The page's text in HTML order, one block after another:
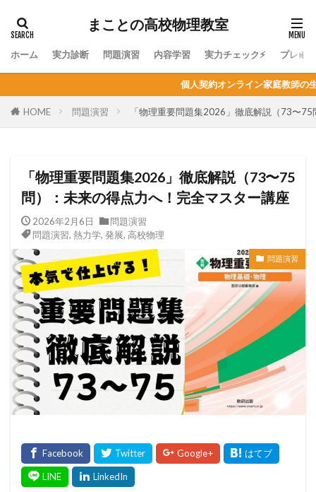
まことの高校物理教室
ホーム 実力診断 問題演習 内容学習 実力チェック⚡ プレミ
個人契約オンライン家庭教師の生徒募集！物理はもちろん
HOME 問題演習 「物理重要問題集2026」徹底解説（73〜
「物理重要問題集2026」徹底解説（73〜75
問）：未来の得点力へ！完全マスター講座
2026年2月6日
問題演習
問題演習, 熱力学, 発展, 高校物理
問題演習